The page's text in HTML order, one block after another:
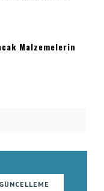
Malzemelerin